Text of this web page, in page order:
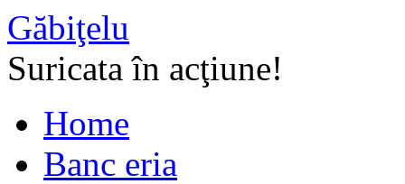
Găbiţelu
Suricata în acţiune!
Home
Banc eria